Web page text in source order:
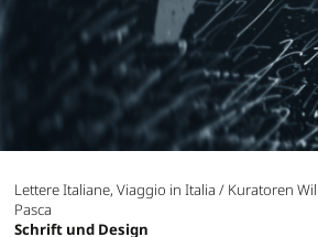
Lettere Italiane, Viaggio in Italia / Kuratoren
Pasca
Schrift und Design